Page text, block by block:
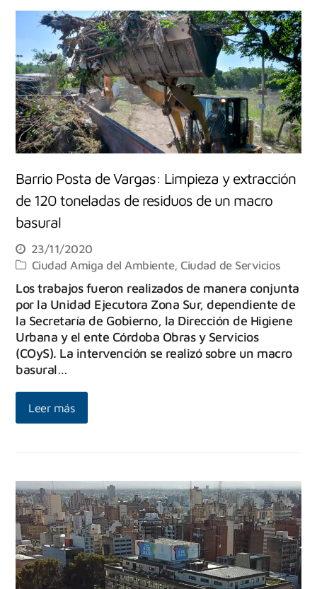
Barrio Posta de Vargas: Limpieza y extracción
de 120 toneladas de residuos de un macro
basural
23/11/2020
Ciudad Amiga del Ambiente,Ciudad de Servicios
Los trabajos fueron realizados de manera conjunta
por la Unidad Ejecutora Zona Sur, dependiente de
la Secretaría de Gobierno, la Dirección de Higiene
Urbana y el ente Córdoba Obras y Servicios
(COyS). La intervención se realizó sobre un macro
basural…
Leer más